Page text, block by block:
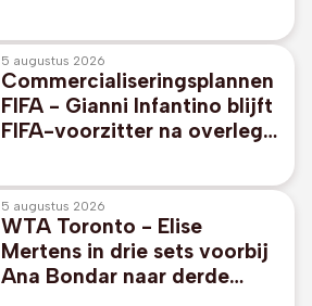
Zverev
5 augustus 2026
Commercialiseringsplannen
FIFA - Gianni Infantino blijft
FIFA-voorzitter na overleg
5 augustus 2026
WTA Toronto - Elise
Mertens in drie sets voorbij
Ana Bondar naar derde